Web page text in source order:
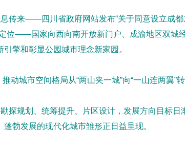
传来——四川省政府网站发布“关于同意设立成都
位——国家向西向南开放新门户、成渝地区双城
擎和彰显公园城市理念新家园。
城市空间格局从“两山夹一城”向“一山连两翼”转
探规划、统筹提升、片区设计，发展方向目标日
勃发展的现代化城市雏形正日益呈现。